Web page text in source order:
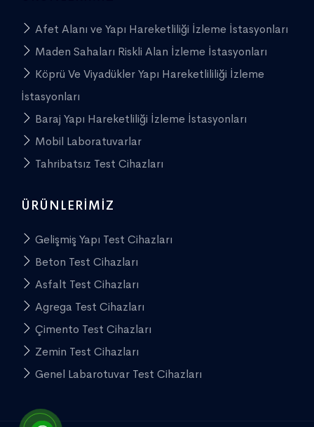
Afet Alanı ve Yapı Hareketliliği İzleme İstasyonları
Maden Sahaları Riskli Alan İzleme İstasyonları
Köprü Ve Viyadükler Yapı Hareketlililiği İzleme
İstasyonları
Baraj Yapı Hareketliliği İzleme İstasyonları
Mobil Laboratuvarlar
Tahribatsız Test Cihazları
ÜRÜNLERIMIZ
Gelişmiş Yapı Test Cihazları
Beton Test Cihazları
Asfalt Test Cihazları
Agrega Test Cihazları
Çimento Test Cihazları
Zemin Test Cihazları
Genel Labarotuvar Test Cihazları